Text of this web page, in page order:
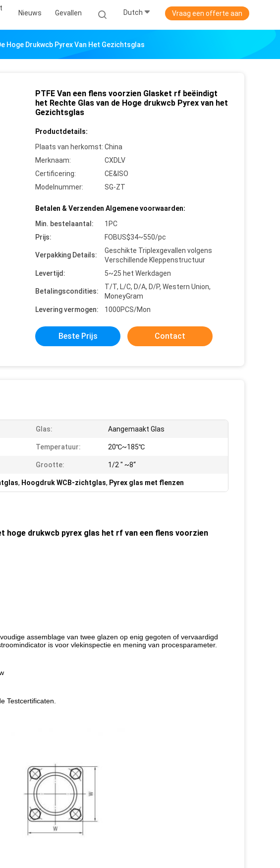
Nieuws Gevallen Dutch Vraag een offerte aan
Hoge Drukwcb Pyrex Van Het Gezichtsglas
PTFE Van een flens voorzien Glasket rf beëindigt
het Rechte Glas van de Hoge drukwcb Pyrex van het
Gezichtsglas
Productdetails:
Plaats van herkomst: China
Merknaam:
CXDLV
Certificering:
CE&ISO
Modelnummer:
SG-ZT
Betalen & Verzenden Algemene voorwaarden:
Min. bestelaantal:
1PC
Prijs:
FOBUS$34~550/pc
Verpakking Details:
Geschikte Triplexgevallen volgens
Verschillende Kleppenstructuur
Levertijd:
5~25 het Werkdagen
Betalingscondities:
T/T, L/C, D/A, D/P, Western Union,
MoneyGram
Levering vermogen:
1000PCS/Mon
Beste Prijs Contact
Glas: Aangemaakt Glas
Temperatuur: 20℃~185℃
Grootte: 1/2 " ~8“
, Hoogdruk WCB-zichtglas, Pyrex glas met flenzen
hoge drukwcb pyrex glas het rf van een flens voorzien
assemblage van twee glazen op enig gegoten of vervaardigd
is voor vlekinspectie en mening van procesparameter.
Testcertificaten.